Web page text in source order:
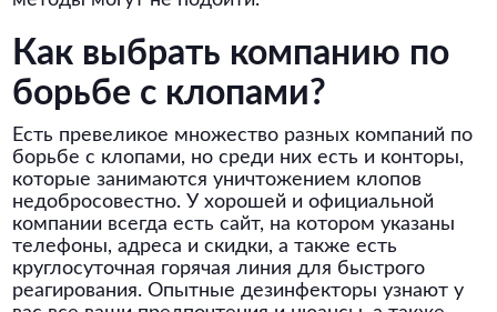
Как выбрать компанию по
борьбе с клопами?
Есть превеликое множество разных компаний по
борьбе с клопами, но среди них есть и конторы,
которые занимаются уничтожением клопов
недобросовестно. У хорошей и официальной
компании всегда есть сайт, на котором указаны
телефоны, адреса и скидки, а также есть
круглосуточная горячая линия для быстрого
реагирования. Опытные дезинфекторы узнают у